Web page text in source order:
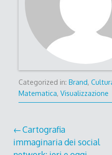
Categorized in: Brand,
Matematica, Visualizzazione
Post
navigation
Cartografia
immaginaria dei social